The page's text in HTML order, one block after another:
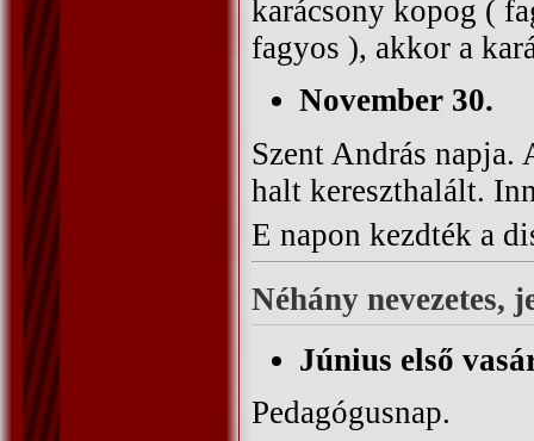
karácsony kopog (
fagyos ), akkor a
November 30.
Szent András napja.
halt kereszthalált.
E napon kezdték a
Néhány nevezetes,
Június első
Pedagógusnap.